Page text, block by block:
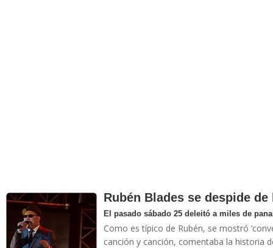
Rubén Blades se despide de
El pasado sábado 25 deleitó a miles de
Como es típico de Rubén, se mostró
canción y canción, comentaba la historia